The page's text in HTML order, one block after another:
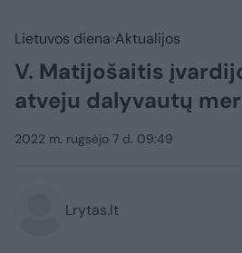
Lietuvos diena Aktualijos
V. Matijošaitis
atveju dalyvautų
2022 m. rugsėjo 7 d. 09:49
Lrytas.lt